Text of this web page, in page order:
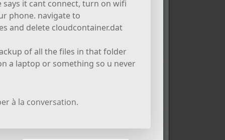
it cant connect, turn on wifi
phone. navigate to
and delete cloudcontainer.dat
of all the files in that folder
a laptop or something so u never
à la conversation.